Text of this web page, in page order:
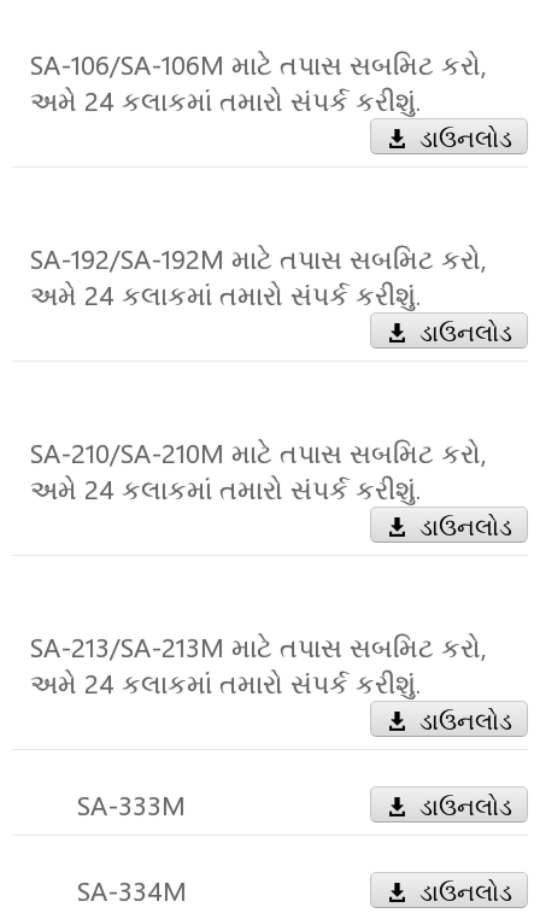
SA-106/SA-106M માટે તપાસ સબમિટ કરો,
અમે 24 કલાકમાં તમારો સંપર્ક કરીશું.
ડાઉનલોડ
SA-192/SA-192M માટે તપાસ સબમિટ કરો,
અમે 24 કલાકમાં તમારો સંપર્ક કરીશું.
ડાઉનલોડ
SA-210/SA-210M માટે તપાસ સબમિટ કરો,
અમે 24 કલાકમાં તમારો સંપર્ક કરીશું.
ડાઉનલોડ
SA-213/SA-213M માટે તપાસ સબમિટ કરો,
અમે 24 કલાકમાં તમારો સંપર્ક કરીશું.
ડાઉનલોડ
SA-333M ડાઉનલોડ
SA-334M ડાઉનલોડ